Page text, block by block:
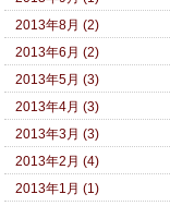
2013年8月 (2)
2013年6月 (2)
2013年5月 (3)
2013年4月 (3)
2013年3月 (3)
2013年2月 (4)
2013年1月 (1)